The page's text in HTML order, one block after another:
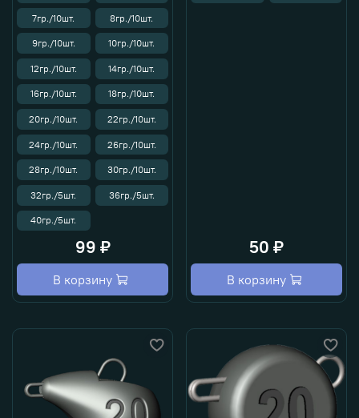
7гр./10шт. 8гр./10шт.
9гр./10шт. 10гр./10шт.
12гр./10шт. 14гр./10шт.
16гр./10шт. 18гр./10шт.
20гр./10шт. 22гр./10шт.
24гр./10шт. 26гр./10шт.
28гр./10шт. 30гр./10шт.
32гр./5шт. 36гр./5шт.
40гр./5шт.
99 ₽
В корзину
50 ₽
В корзину